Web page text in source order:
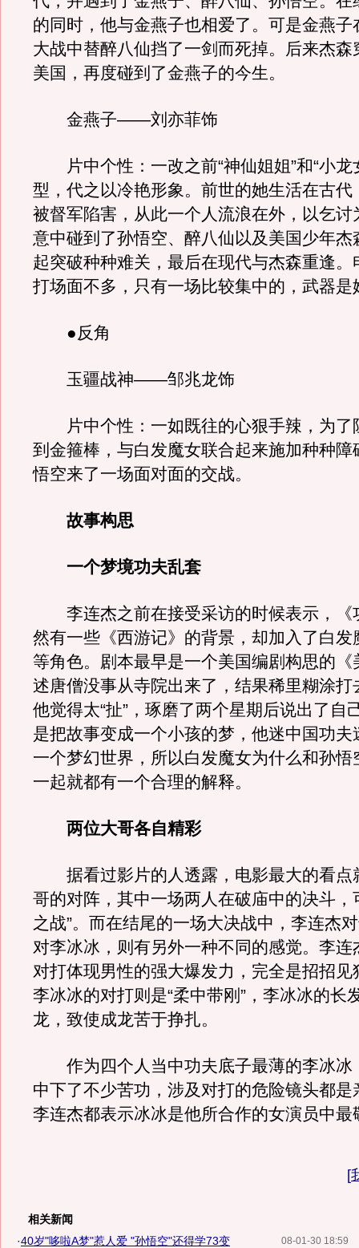
的同时，他与金燕子也相爱了。可是金燕子
大战中替醉八仙挡了一剑而死掉。后来杰森
美国，再度碰到了金燕子的今生。
金燕子——刘亦菲饰
片中个性：一改之前“神仙姐姐”和“小龙
型，代之以冷艳形象。前世的她生活在古代
被督军陷害，从此一个人流浪在外，以乞讨
意中碰到了孙悟空、醉八仙以及美国少年杰
起突破种种难关，最后在现代与杰森重逢。
打场面不多，只有一场比较集中的，武器是
●反角
玉疆战神——邹兆龙饰
片中个性：一如既往的心狠手辣，为了
到金箍棒，与白发魔女联合起来施加种种障
悟空来了一场面对面的交战。
故事构思
一个梦境功夫乱套
李连杰之前在接受采访的时候表示，《
然有一些《西游记》的背景，却加入了白发
等角色。剧本最早是一个美国编剧构思的《
述唐僧没事从寺院出来了，结果稀里糊涂打
他觉得太“扯”，琢磨了两个星期后说出了自
是把故事变成一个小孩的梦，他迷中国功夫
一个梦幻世界，所以白发魔女为什么和孙悟
一起就都有一个合理的解释。
两位大哥各自精彩
据看过影片的人透露，电影最大的看点
哥的对阵，其中一场两人在破庙中的决斗，
之战”。而在结尾的一场大决战中，李连杰
对李冰冰，则有另外一种不同的感觉。李连
对打体现男性的强大爆发力，完全是招招见
李冰冰的对打则是“柔中带刚”，李冰冰的长
龙，致使成龙苦于挣扎。
作为四个人当中功夫底子最薄的李冰冰
中下了不少苦功，涉及对打的危险镜头都是
李连杰都表示冰冰是他所合作的女演员中最
[
相关新闻
08-01-30 18:59
·40岁"哆啦A梦"惹人爱 "孙悟空"还得学73变